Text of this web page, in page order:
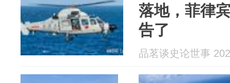
落地，菲律
告了
品茗谈史论世事